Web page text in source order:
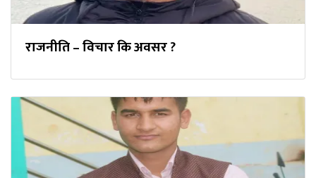
राजनीति – विचार कि अवसर ?